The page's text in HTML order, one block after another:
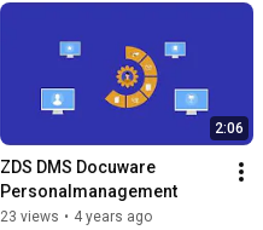
2:06
ZDS DMS Docuware
Personalmanagement
23 views • 4 years ago